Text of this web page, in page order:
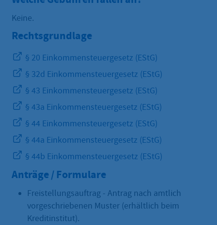
Keine.
Rechtsgrundlage
§ 20 Einkommensteuergesetz (EStG)
§ 32d Einkommensteuergesetz (EStG)
§ 43 Einkommensteuergesetz (EStG)
§ 43a Einkommensteuergesetz (EStG)
§ 44 Einkommensteuergesetz (EStG)
§ 44a Einkommensteuergesetz (EStG)
§ 44b Einkommensteuergesetz (EStG)
Anträge / Formulare
Freistellungsauftrag - Antrag nach amtlich
vorgeschriebenen Muster (erhältlich beim
Kreditinstitut).